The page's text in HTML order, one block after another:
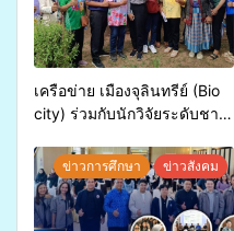
เครือข่าย เมืองจุลินทรีย์ (Bio
city) ร่วมกับนักวิจัยระดับชาติ
ประโยชน์จากสาหร่ายและ
เห็ดไมคอร์ไรซาสำหรับปลูกไม้
มีค่า-พืชเศรษฐกิจ”
ข่าวการศึกษา ข่าวสังคม